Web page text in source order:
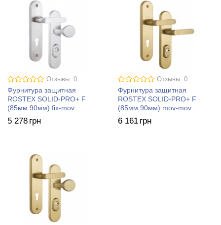
Отзывы: 0
Фурнитура защитная
ROSTEX SOLID-PRO+ F
(85мм 90мм) fix-mov
5 278 грн
Отзывы: 0
Фурнитура защитная
ROSTEX SOLID-PRO+ F
(85мм 90мм) mov-mov
6 161 грн